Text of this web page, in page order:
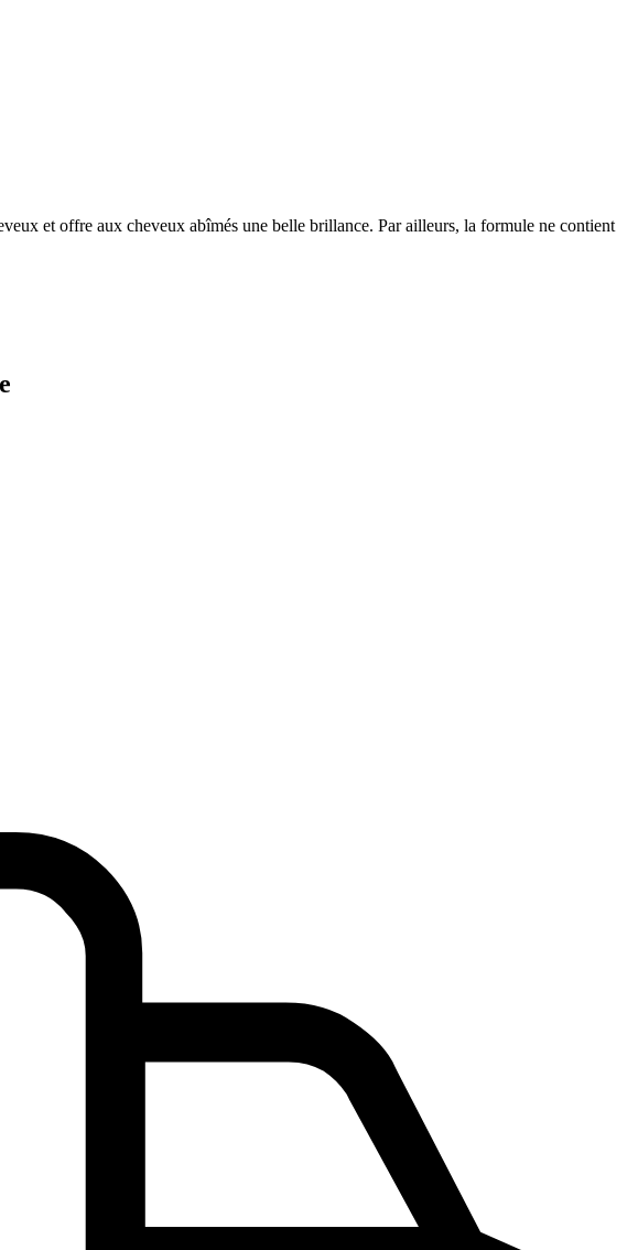
et offre aux cheveux abîmés une belle brillance. Par ailleurs, la formule ne contient